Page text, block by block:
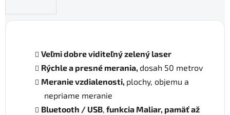
Veľmi dobre viditeľný zelený laser
Rýchle a presné merania, dosah 50 metrov
Meranie vzdialenosti, plochy, objemu a
nepriame meranie
Bluetooth / USB, funkcia Maliar, pamäť až